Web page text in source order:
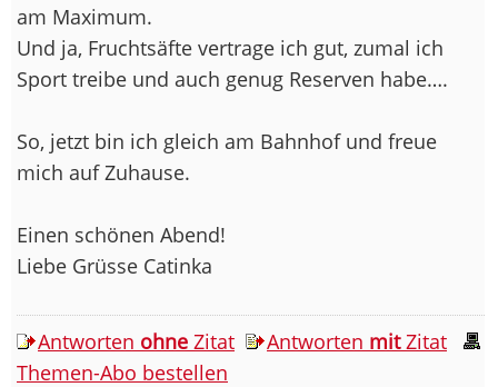
am Maximum.
Und ja, Fruchtsäfte vertrage ich gut, zumal ich
Sport treibe und auch genug Reserven habe….
So, jetzt bin ich gleich am Bahnhof und freue
mich auf Zuhause.
Einen schönen Abend!
Liebe Grüsse Catinka
Antworten ohne Zitat Antworten mitZitat
Themen-Abo bestellen